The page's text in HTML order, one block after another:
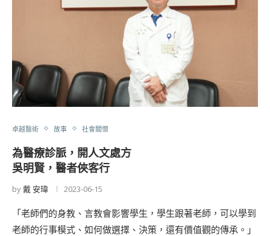
卓越醫術 故事 社會關懷
為醫療診脈，開人文處方
吳明賢，醫者俠客行
by戴 安瑋 2023-06-15
「老師們的身教、言教會影響學生，學生跟著老師，可以學到
老師的行事模式、如何做選擇、決策，還有價值觀的傳承。」